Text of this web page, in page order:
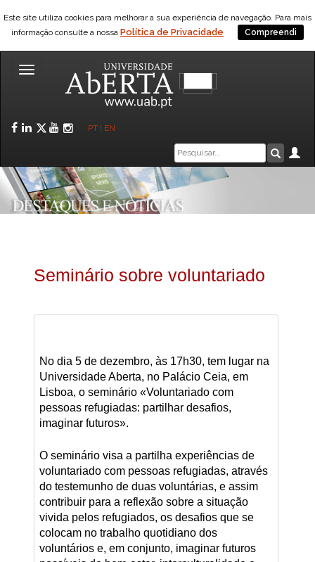
Este site utiliza cookies para melhorar a sua experiência de navegação. Para mais
informação consulte a nossa Política de Privacidade Compreendi
Toggle
Facebook
LinkedIn
Twitter
YouTube
Instagram
PT EN
Caixa
de
pesquisa
Seminário sobre voluntariado
No dia 5 de dezembro, às 17h30, tem lugar na
Universidade Aberta, no Palácio Ceia, em
Lisboa, o seminário «Voluntariado com
pessoas refugiadas: partilhar desafios,
imaginar futuros».
O seminário visa a partilha experiências de
voluntariado com pessoas refugiadas, através
do testemunho de duas voluntárias, e assim
contribuir para a reflexão sobre a situação
vivida pelos refugiados, os desafios que se
colocam no trabalho quotidiano dos
voluntários e, em conjunto, imaginar futuros